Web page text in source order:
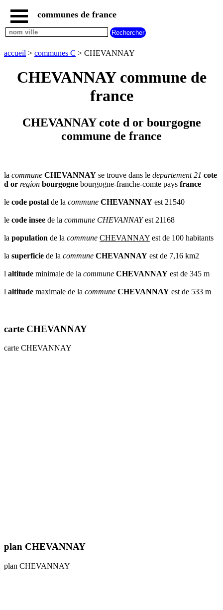
accueil
communes
regions
departement
H
K L M
N
O
P Q R S T
U
V
W X Y Z
communes de france
accueil > communes C > CHEVANNAY
CHEVANNAY commune de
france
CHEVANNAY cote d or bourgogne
commune de france
la commune CHEVANNAY se trouve dans le departement 21 cote
d or region bourgogne bourgogne-franche-comte pays france
le code postal de la commune CHEVANNAY est 21540
le code insee de la commune CHEVANNAYest 21168
la population de la commune CHEVANNAY est de 100 habitants
la superficie de la commune CHEVANNAY est de 7,16 km2
l altitude minimale de la commune CHEVANNAY est de 345 m
l altitude maximale de la commune CHEVANNAY est de 533 m
carte CHEVANNAY
carte CHEVANNAY
plan CHEVANNAY
plan CHEVANNAY